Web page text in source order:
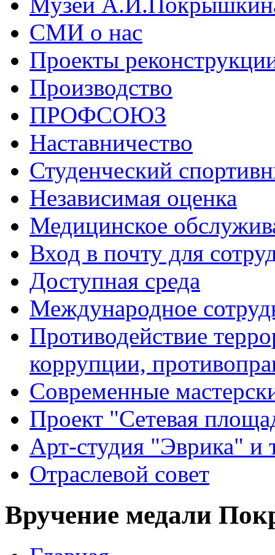
СМИ о нас
Проекты
Производство
ПРОФСОЮЗ
Наставничество
Студенческий
Независимая оценка
Медицинское
Вход в почту для
Доступная среда
Международное
Противодействие
коррупции,
Современные
Проект "Сетевая
Арт-студия "Эврика" и
Отраслевой совет
Вручение медали